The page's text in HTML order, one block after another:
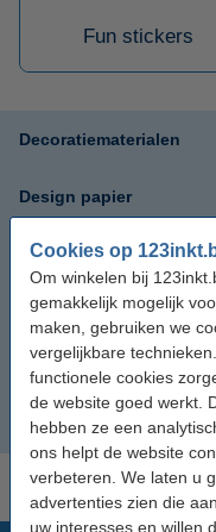
Cookies op
Om winkelen bij
gemakkelijk mogelijk
maken, gebruiken we
vergelijkbare
functionele cookies
de website goed werkt.
hebben ze een
ons helpt de website
verbeteren. We laten u
advertenties zien die
uw interesses en willen
Fun stickers
Decoratiematerialen
Design papier
Vilt
Knutselpakketten
Gekleurd karton
Fun stickers